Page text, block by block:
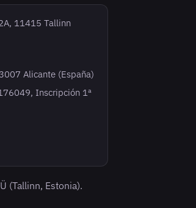
11415 Tallinn
Alicante (España)
Inscripción 1ª
(Tallinn, Estonia).